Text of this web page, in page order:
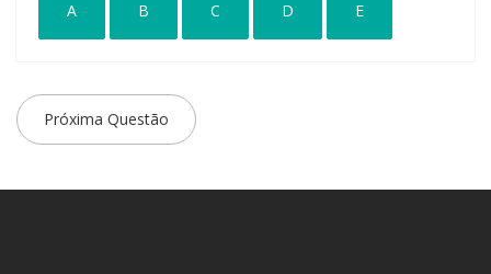
A B C D E
Próxima Questão